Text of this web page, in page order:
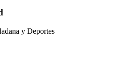
y Deportes